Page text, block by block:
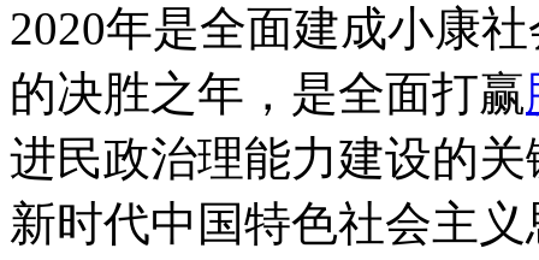
2020年是全面建成小康
的决胜之年，是全面打赢
进民政治理能力建设的
新时代中国特色社会主